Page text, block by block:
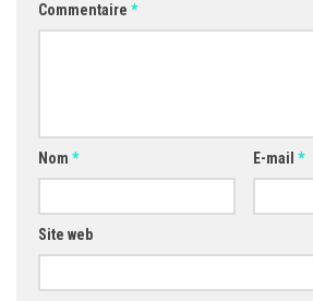
Commentaire *
Nom * E-mail *
Site web